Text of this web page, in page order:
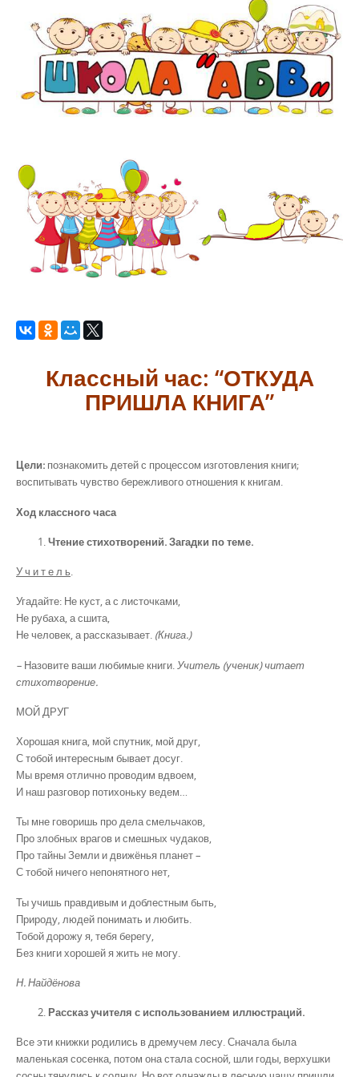
Классный час: “ОТКУДА
ПРИШЛА КНИГА”
Цели: познакомить детей с процессом изготовления книги;
воспитывать чувство бережливого отношения к книгам.
Ход классного часа
Чтение стихотворений. Загадки по теме.
У ч и т е л ь.
Угадайте: Не куст, а с листочками,
Не рубаха, а сшита,
Не человек, а рассказывает. (Книга.)
– Назовите ваши любимые книги. Учитель (ученик) читает
стихотворение.
МОЙ ДРУГ
Хорошая книга, мой спутник, мой друг,
С тобой интересным бывает досуг.
Мы время отлично проводим вдвоем,
И наш разговор потихоньку ведем…
Ты мне говоришь про дела смельчаков,
Про злобных врагов и смешных чудаков,
Про тайны Земли и движёнья планет –
С тобой ничего непонятного нет,
Ты учишь правдивым и доблестным быть,
Природу, людей понимать и любить.
Тобой дорожу я, тебя берегу,
Без книги хорошей я жить не могу.
Н. Найдёнова
Рассказ учителя с использованием иллюстраций.
Все эти книжки родились в дремучем лесу. Сначала была
маленькая сосенка, потом она стала сосной, шли годы, верхушки